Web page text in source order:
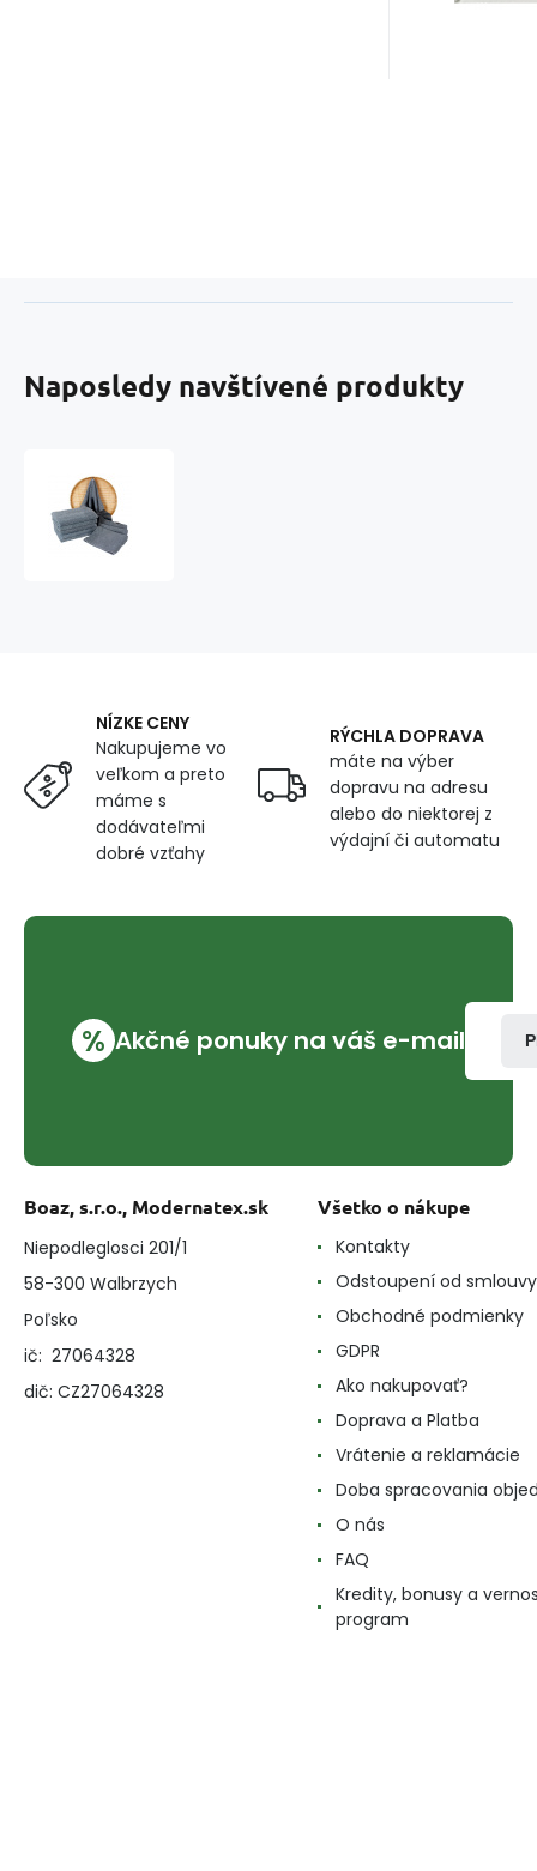
Naposledy navštívené produkty
NÍZKE CENY
Nakupujeme vo
veľkom a preto
máme s
dodávateľmi
dobré vzťahy
RÝCHLA DOPRAVA
máte na výber
dopravu na adresu
alebo do niektorej z
výdajní či automatu
% Akčné ponuky na váš e-mail
Boaz, s.r.o., Modernatex.sk
Niepodleglosci 201/1
58-300 Walbrzych
Poľsko
ič: 27064328
dič: CZ27064328
Všetko o nákupe
Kontakty
Odstoupení od smlouvy
Obchodné podmienky
GDPR
Ako nakupovať?
Doprava a Platba
Vrátenie a reklamácie
Doba spracovania
O nás
FAQ
Kredity, bonusy a
program